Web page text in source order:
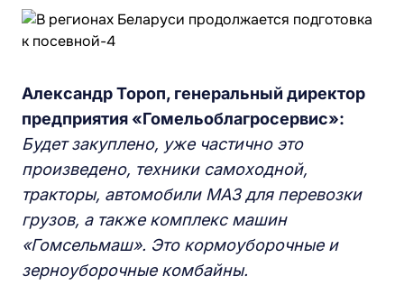
Александр Тороп, генеральный директор
предприятия «Гомельоблагросервис»:
Будет закуплено, уже частично это
произведено, техники самоходной,
тракторы, автомобили МАЗ для перевозки
грузов, а также комплекс машин
«Гомсельмаш». Это кормоуборочные и
зерноуборочные комбайны.